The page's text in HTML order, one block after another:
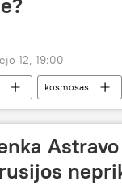
12, 19:00
kosmosas